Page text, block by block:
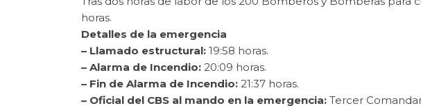
horas.
Detalles de la emergencia
– Llamado estructural: 19:58 horas.
– Alarma de Incendio: 20:09 horas.
– Fin de Alarma de Incendio: 21:37 horas.
– Oficial del CBS al mando en la emergencia: Tercer